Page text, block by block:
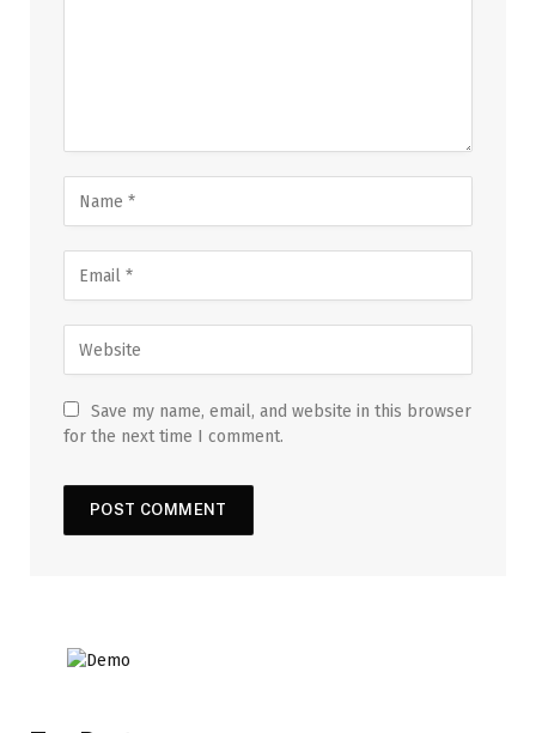
Save my name, email, and website in this browser
for the next time I comment.